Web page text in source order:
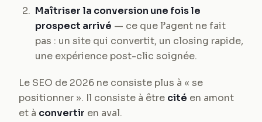
Maîtriser la conversion une fois le
prospect arrivé — ce que l’agent ne fait
pas : un site qui convertit, un closing rapide,
une expérience post-clic soignée.
Le SEO de 2026 ne consiste plus à « se
positionner ». Il consiste à être cité en amont
et à convertir en aval.